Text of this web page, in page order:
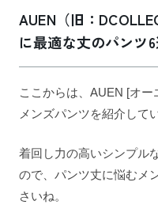
AUEN（旧：
に最適な丈のパンツ
ここからは、AUEN [オ
メンズパンツを紹介して
着回し力の高いシンプル
ので、パンツ丈に悩むメ
さいね。